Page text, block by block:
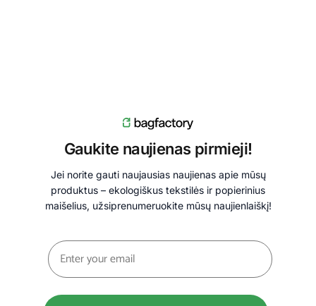
Gaukite naujienas pirmieji!
Jei norite gauti naujausias naujienas apie mūsų
produktus – ekologiškus tekstilės ir popierinius
maišelius, užsiprenumeruokite mūsų naujienlaiškį!